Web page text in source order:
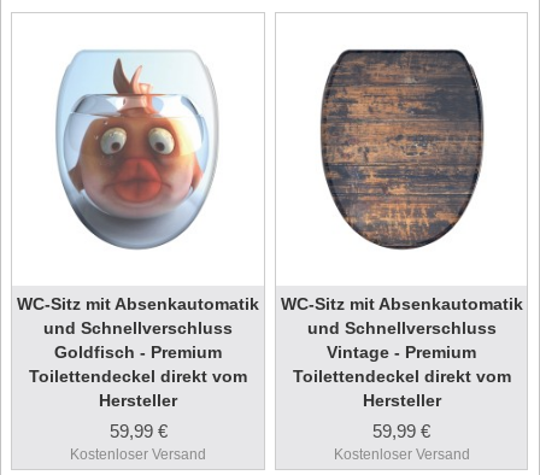
WC-Sitz mit Absenkautomatik
und Schnellverschluss
Goldfisch - Premium
Toilettendeckel direkt vom
Hersteller
59,99 €
Kostenloser Versand
WC-Sitz mit Absenkautomatik
und Schnellverschluss
Vintage - Premium
Toilettendeckel direkt vom
Hersteller
59,99 €
Kostenloser Versand